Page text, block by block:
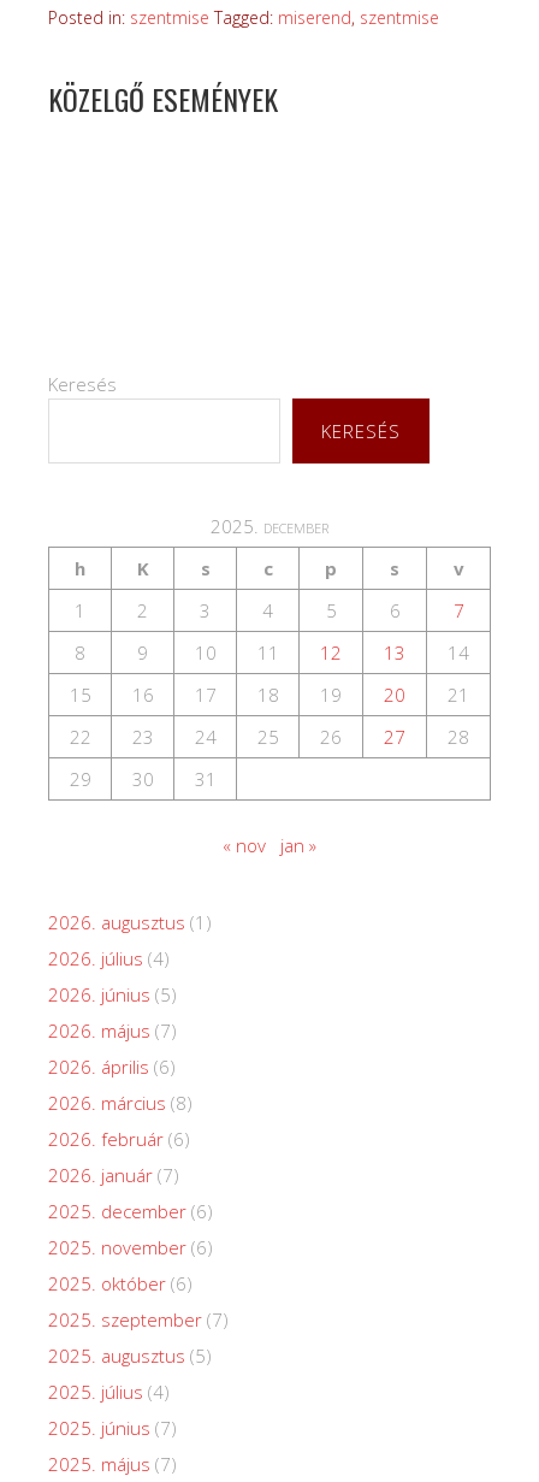
Posted in: szentmise Tagged: miserend, szentmise
KÖZELGŐ ESEMÉNYEK
Keresés
KERESÉS
2025. december
h
K s c p s
v
1
2 3 4 5 6
7
8
9 10 11 12 13
14
15
16 17 18 19 20
21
22
23 24 25 26 27
28
29
30 31
« nov jan »
2026. augusztus (1)
2026. július (4)
2026. június (5)
2026. május (7)
2026. április (6)
2026. március (8)
2026. február (6)
2026. január (7)
2025. december (6)
2025. november (6)
2025. október (6)
2025. szeptember (7)
2025. augusztus (5)
2025. július (4)
2025. június (7)
2025. május (7)